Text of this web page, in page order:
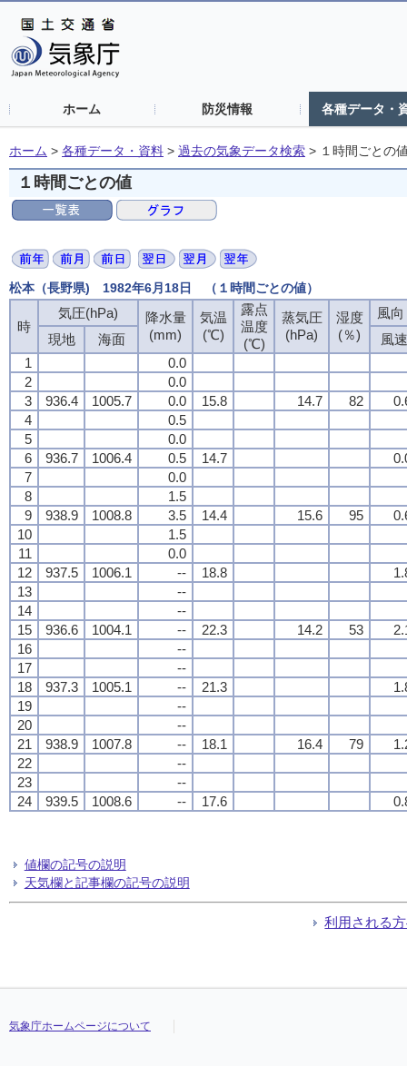
ホーム 防災情報 各種データ・
ホーム > 各種データ・資料 > 過去の気象データ検索 > １時間ごとの
１時間ごとの値
松本（長野県) 1982年6月18日 （１時間ごとの値）
時
気圧(hPa)
降水量
(mm)
気温
(℃)
露点
温度
(℃)
蒸気圧
(hPa)
湿度
(％)
風
現地
海面
風速
1
0.0
2
0.0
3
936.4 1005.7 0.0 15.8 14.7 82
4
0.5
5
0.0
6
936.7 1006.4 0.5 14.7
7
0.0
8
1.5
9
938.9 1008.8 3.5 14.4 15.6 95
10
1.5
11
0.0
12
937.5 1006.1 -- 18.8
13
--
14
--
15
936.6 1004.1 -- 22.3 14.2 53
16
--
17
--
18
937.3 1005.1 -- 21.3
19
--
20
--
21
938.9 1007.8 -- 18.1 16.4 79
22
--
23
--
24
939.5 1008.6 -- 17.6
値欄の記号の説明
天気欄と記事欄の記号の説明
利用される
気象庁ホームページについて